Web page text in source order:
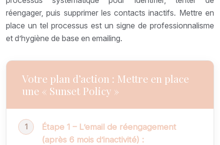
réengager, puis supprimer les contacts inactifs. Mettre en
place un tel processus est un signe de professionnalisme
et d’hygiène de base en emailing.
Votre plan d’action : Mettre en place
une « Sunset Policy »
Étape 1 – L’email de réengagement
(après 6 mois d’inactivité) :